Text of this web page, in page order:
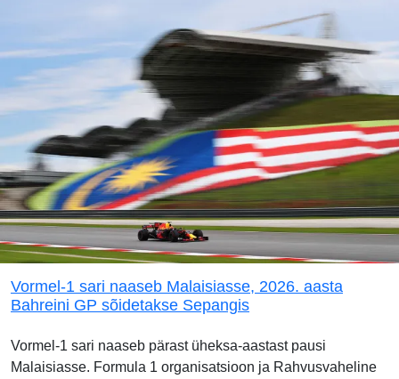
Vormel-1 sari naaseb Malaisiasse, 2026. aasta
Bahreini GP sõidetakse Sepangis
Vormel-1 sari naaseb pärast üheksa-aastast pausi
Malaisiasse. Formula 1 organisatsioon ja Rahvusvaheline